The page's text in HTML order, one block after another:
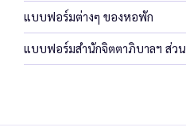
แบบฟอร์มต่างๆ ของหอพัก
แบบฟอร์มสำนักจิตตาภิบาลฯ ส่ว